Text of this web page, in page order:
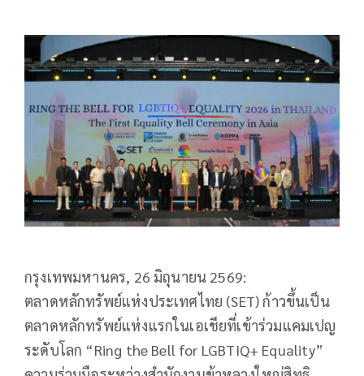
กรุงเทพมหานคร, 26 มิถุนายน 2569:
ตลาดหลักทรัพย์แห่งประเทศไทย (SET) ก้าวขึ้นเป็น
ตลาดหลักทรัพย์แห่งแรกในเอเชียที่เข้าร่วมแคมเปญ
ระดับโลก “Ring the Bell for LGBTIQ+ Equality”